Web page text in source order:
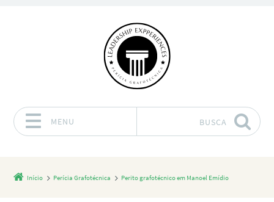
MENU BUSCA
Início Perícia Grafotécnica Perito grafotécnico em Manoel Emídio